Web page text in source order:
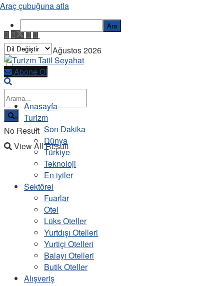
Pazartesi, 10 Ağustos 2026
No Result
View All Result
Abone Ol
Anasayfa
Turizm
Son Dakika
Dünya
Türkiye
Teknoloji
En iyiler
Sektörel
Fuarlar
Otel
Lüks Oteller
Yurtdışı Otelleri
Yurtiçi Otelleri
Balayı Otelleri
Butik Oteller
Alışveriş
Araç çubuğuna atla
Ara